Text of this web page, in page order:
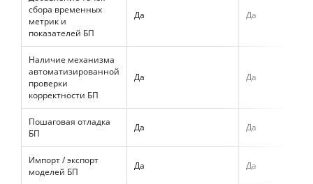
сбора временных
метрик и
показателей БП
Да Да
Наличие механизма
автоматизированной
проверки
корректности БП
Да Да
Пошаговая отладка
БП
Да Да
Импорт / экспорт
моделей БП
Да Да